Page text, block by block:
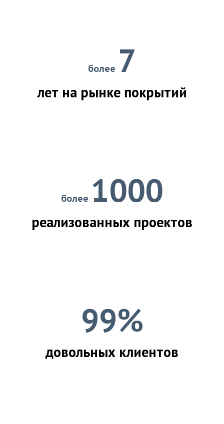
более 7
лет на рынке покрытий
более 1000
реализованных проектов
99%
довольных клиентов